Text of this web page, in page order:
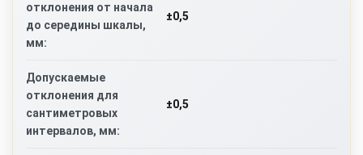
отклонения от начала
до середины шкалы,
мм:
±0,5
Допускаемые
отклонения для
сантиметровых
интервалов, мм:
±0,5